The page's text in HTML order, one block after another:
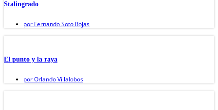
Stalingrado
por Fernando Soto Rojas
El punto y la raya
porOrlando Villalobos